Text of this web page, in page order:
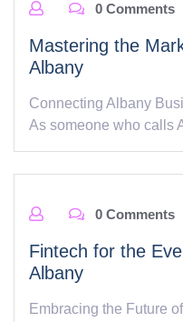
0 Comments
Mastering the
Albany
Connecting Albany
As someone who calls
0 Comments
Fintech for the
Albany
Embracing the Future